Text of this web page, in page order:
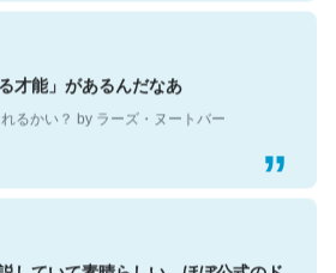
才能」があるんだなあ
るかい？ by ラーズ・ヌートバー
していて素晴らしい。ほぼ公式のド